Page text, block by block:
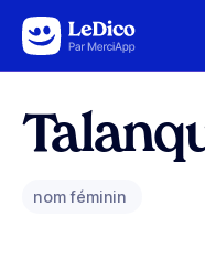
Aller au contenu
nom féminin